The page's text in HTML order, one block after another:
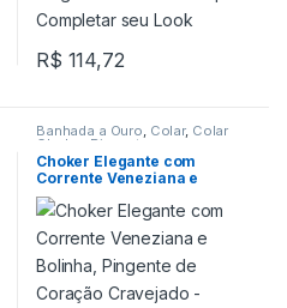
R$ 114,72
Banhada a Ouro, Colar, Colar
Choker Pingente
Choker Elegante com
Corrente Veneziana e
Bolinha, Pingente de
Coração Cravejado –
Semijoia de Luxo